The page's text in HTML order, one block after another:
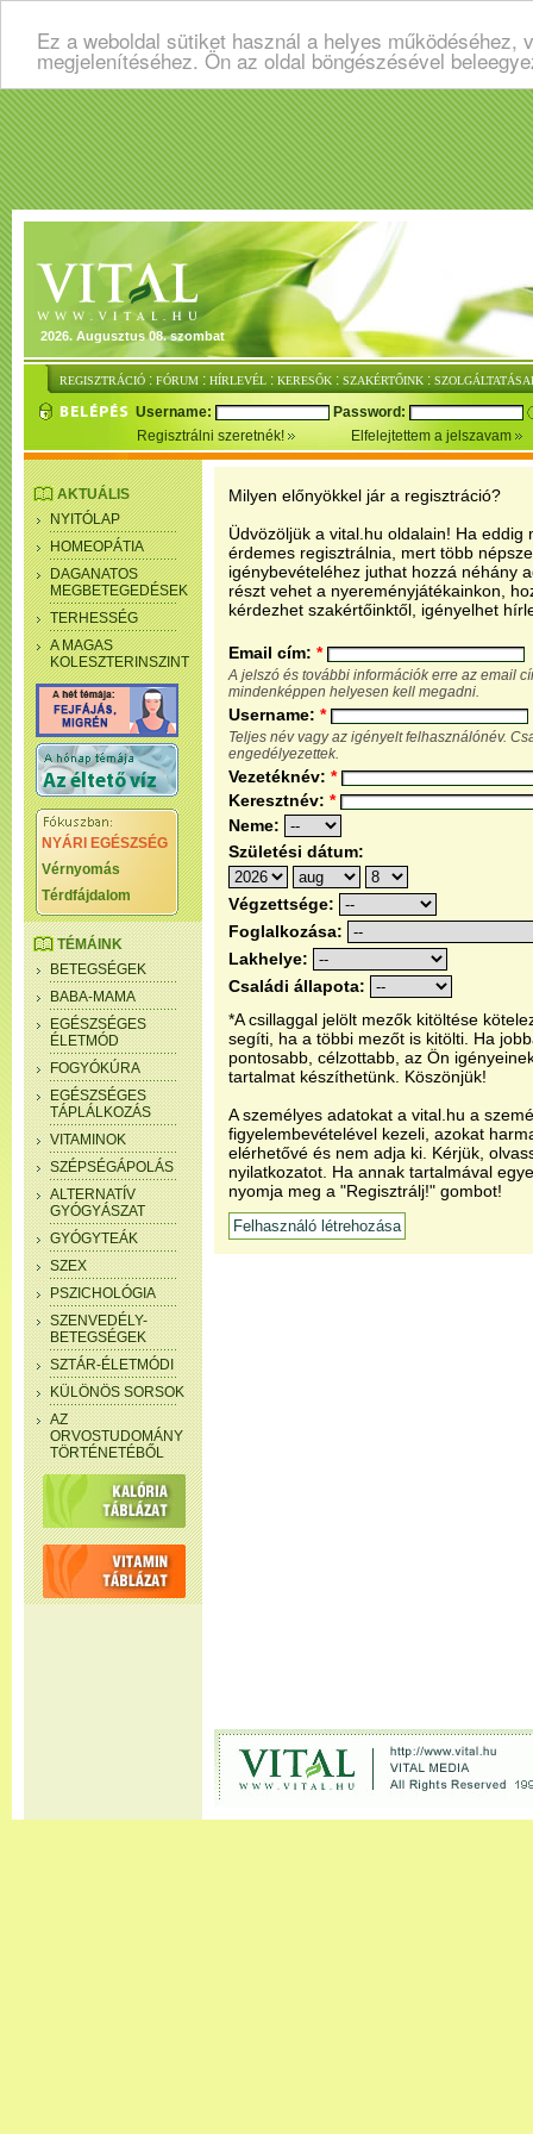
Ez a weboldal sütiket használ a helyes
megjelenítéséhez. Ön az oldal böngészésével
2026. Augusztus 08. szombat
REGISZTRÁCIÓ : FÓRUM : HÍRLEVÉL : KERESŐK : SZAKÉRTŐINK :
Username:
Password:
Regisztrálni szeretnék!
Elfelejtettem a jelszavam
AKTUÁLIS
NYITÓLAP
HOMEOPÁTIA
DAGANATOS
MEGBETEGEDÉSEK
TERHESSÉG
A MAGAS
KOLESZTERINSZINT
NYÁRI EGÉSZSÉG
Vérnyomás
Térdfájdalom
TÉMÁINK
BETEGSÉGEK
BABA-MAMA
EGÉSZSÉGES
ÉLETMÓD
FOGYÓKÚRA
EGÉSZSÉGES
TÁPLÁLKOZÁS
VITAMINOK
SZÉPSÉGÁPOLÁS
ALTERNATÍV
GYÓGYÁSZAT
GYÓGYTEÁK
SZEX
PSZICHOLÓGIA
SZENVEDÉLY-
BETEGSÉGEK
SZTÁR-ÉLETMÓDI
KÜLÖNÖS SORSOK
AZ
ORVOSTUDOMÁNY
TÖRTÉNETÉBŐL
Milyen előnyökkel jár a regisztráció?
Üdvözöljük a vital.hu oldalain! Ha eddig
érdemes regisztrálnia, mert több
igénybevételéhez juthat hozzá néhány
részt vehet a nyereményjátékainkon,
kérdezhet szakértőinktől, igényelhet
Email cím: *
A jelszó és további információk erre az email
mindenképpen helyesen kell megadni.
Username: *
Teljes név vagy az igényelt felhasználónév.
engedélyezettek.
Vezetéknév: *
Keresztnév: *
Neme:
Születési dátum:
Végzettsége:
Foglalkozása:
Lakhelye:
Családi állapota:
*A csillaggal jelölt mezők kitöltése
segíti, ha a többi mezőt is kitölti. Ha
pontosabb, célzottabb, az Ön
tartalmat készíthetünk. Köszönjük!
A személyes adatokat a vital.hu a
figyelembevételével kezeli, azokat
elérhetővé és nem adja ki. Kérjük,
nyilatkozatot. Ha annak tartalmával
nyomja meg a "Regisztrálj!" gombot!